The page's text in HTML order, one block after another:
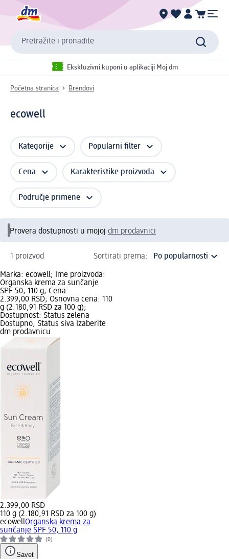
Pretražite i pronađite
Ekskluzivni kuponi u aplikaciji Moj dm
Početna stranica Brendovi
ecowell
Kategorije Popularni filter
Cena Karakteristike proizvoda
Područje primene
Provera dostupnosti u mojoj dm prodavnici
1 proizvod Sortirati prema:
Marka: ecowell; Ime proizvoda:
Organska krema za sunčanje
SPF 50, 110 g; Cena:
2.399,00 RSD; Osnovna cena: 110
g (2.180,91 RSD za 100 g);
Dostupnost: Status zelena
Dostupno, Status siva Izaberite
dm prodavnicu
2.399,00 RSD
110 g (2.180,91 RSD za 100 g)
ecowellOrganska krema za
sunčanje SPF 50, 110 g
(0)
Savet